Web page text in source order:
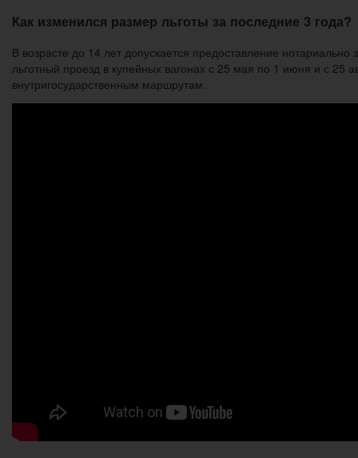
Как изменился размер льготы за последние 3 года?
В возрасте до 14 лет допускается предоставление
льготный проезд в купейных вагонах с 25 мая по 1 июня и с
внутригосударственным маршрутам.